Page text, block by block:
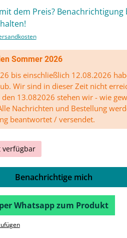
dem Preis? Benachrichtigung
Sommer 2026
bis einschließlich 12.08.2026
Wir sind in dieser Zeit nicht
den 13.082026 stehen wir - wie
Nachrichten und Bestellung
beantwortet / versendet.
verfügbar
Benachrichtige mich
Whatsapp zum Produkt